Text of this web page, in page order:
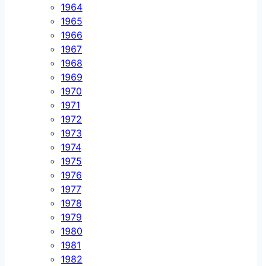
1964
1965
1966
1967
1968
1969
1970
1971
1972
1973
1974
1975
1976
1977
1978
1979
1980
1981
1982